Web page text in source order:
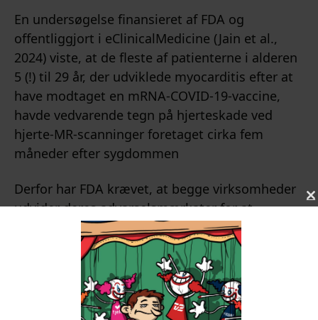
En undersøgelse finansieret af FDA og
offentliggjort i eClinicalMedicine (Jain et al.,
2024) viste, at de fleste af patienterne i alderen
5 (!) til 29 år, der udviklede myocarditis efter at
have modtaget en mRNA-COVID-19-vaccine,
havde vedvarende tegn på hjerteskade ved
hjerte-MR-scanninger foretaget cirka fem
måneder efter sygdommen
Derfor har FDA krævet, at begge virksomheder
udvider deres advarselsmærkater for at
fremhæve risikoen for myocarditis og
pericarditis, især hos unge mænd, efter
vaccination. Disse ændringer blev
kommunikeret i breve fra FDA til Pfizer og
Moderna i april 2025, selvom brevene først blev
C